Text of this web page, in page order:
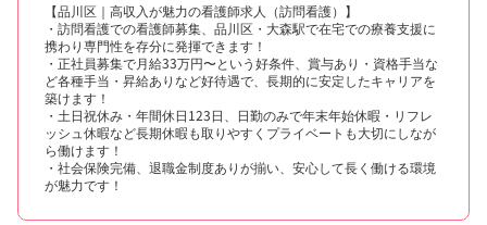
【品川区｜高収入が魅力の看護師求人（訪問看護）】
・訪問看護での看護師募集、品川区・大森駅で在宅での療養支援に
携わり専門性を存分に発揮できます！
・正社員募集で月給33万円〜という好条件、賞与あり・資格手当な
ど各種手当・昇給ありなど好待遇で、長期的に安定したキャリアを
築けます！
・土日祝休み・年間休日123日、日勤のみで年末年始休暇・リフレ
ッシュ休暇など長期休暇も取りやすくプライベートも大切にしなが
ら働けます！
・社会保険完備、退職金制度ありが揃い、安心して長く働ける環境
が魅力です！